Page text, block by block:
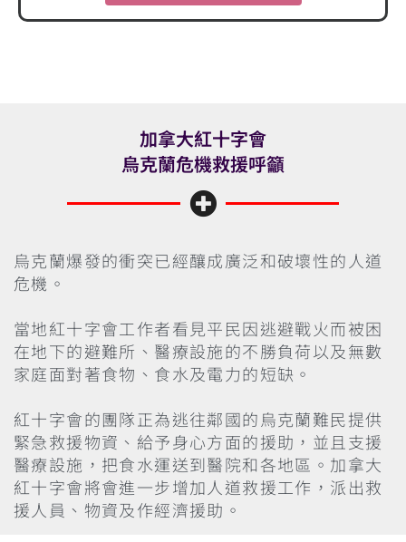
加拿大紅十字會
烏克蘭危機救援呼籲
烏克蘭爆發的衝突已經釀成廣泛和破壞性的人道
危機。
當地紅十字會工作者看見平民因逃避戰火而被困
在地下的避難所、醫療設施的不勝負荷以及無數
家庭面對著食物、食水及電力的短缺。
紅十字會的團隊正為逃往鄰國的烏克蘭難民提供
緊急救援物資、給予身心方面的援助，並且支援
醫療設施，把食水運送到醫院和各地區。加拿大
紅十字會將會進一步增加人道救援工作，派出救
援人員、物資及作經濟援助。